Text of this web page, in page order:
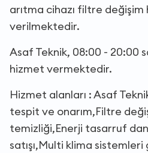
arıtma cihazı filtre
verilmektedir.
Asaf Teknik, 08:00 - 20:00
hizmet vermektedir.
Hizmet alanları : Asaf
tespit ve onarım,Filtre
temizliği,Enerji tasarruf
satışı,Multi klima